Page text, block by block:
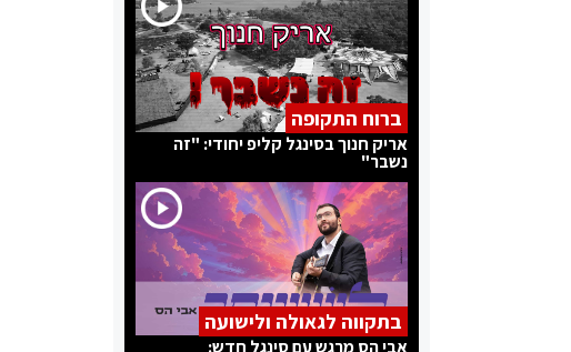
ברוח התקופה
אריק חנוך בסינגל קליפ יחודי: "זה
נשבר"
בתקווה לגאולה ולישועה
אבי הס מרגש עם סינגל חדש: